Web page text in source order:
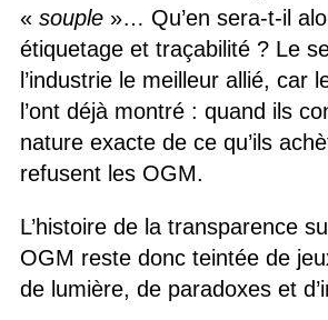
« souple»… Qu’en sera-t-il
étiquetage et traçabilité ? Le
l’industrie le meilleur allié, car
l’ont déjà montré : quand ils
nature exacte de ce qu’ils
refusent les OGM.
L’histoire de la transparence
OGM reste donc teintée de
de lumière, de paradoxes et